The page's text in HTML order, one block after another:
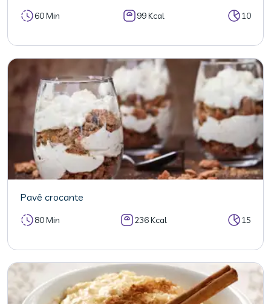
60 Min 99 Kcal 10
Pavê crocante
80 Min 236 Kcal 15